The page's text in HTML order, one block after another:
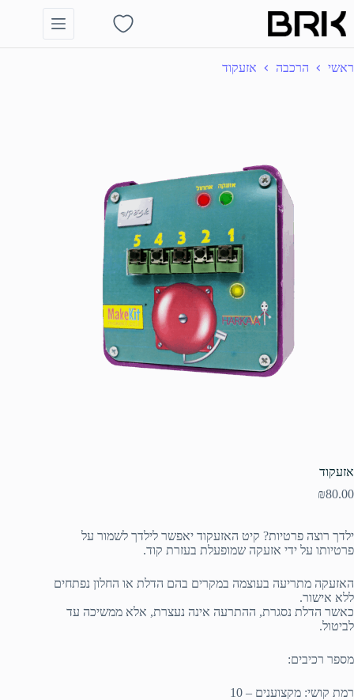
content
Shopping
ראשי
הרכבה אזעקוד
אזעקוד
₪80.00
ילדך רוצה פרטיות? קיט האזעקוד יאפשר לילדך לשמור על
פרטיותו על ידי אזעקה שמופעלת בעזרת קוד.
האזעקה מתריעה בעוצמה במקרים בהם הדלת או החלון נפתחים
ללא אישור.
כאשר הדלת נסגרת, ההתרעה אינה נעצרת, אלא ממשיכה עד
לביטול.
מספר רכיבים:
רמת קושי: מקצוענים – 10